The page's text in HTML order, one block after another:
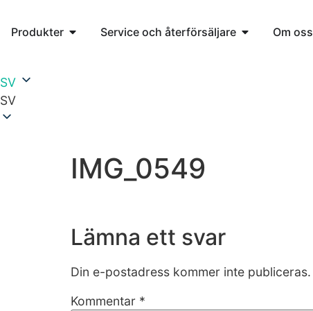
Produkter Service och återförsäljare Om oss
SV
SV
IMG_0549
Lämna ett svar
Din e-postadress kommer inte publiceras.
Kommentar *